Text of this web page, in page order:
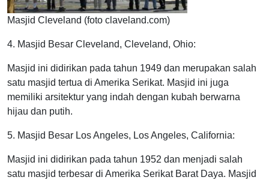
Masjid Cleveland (foto claveland.com)
4. Masjid Besar Cleveland, Cleveland, Ohio:
Masjid ini didirikan pada tahun 1949 dan merupakan salah
satu masjid tertua di Amerika Serikat. Masjid ini juga
memiliki arsitektur yang indah dengan kubah berwarna
hijau dan putih.
5. Masjid Besar Los Angeles, Los Angeles, California:
Masjid ini didirikan pada tahun 1952 dan menjadi salah
satu masjid terbesar di Amerika Serikat Barat Daya. Masjid